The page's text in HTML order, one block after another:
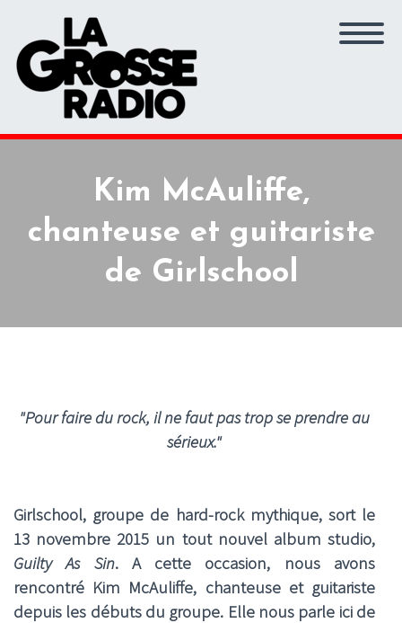
Kim McAuliffe,
chanteuse et guitariste
de Girlschool
"Pour faire du rock, il ne faut pas trop se prendre au
sérieux."
Girlschool, groupe de hard-rock mythique, sort le
13 novembre 2015 un tout nouvel album studio,
Guilty As Sin. A cette occasion, nous avons
rencontré Kim McAuliffe, chanteuse et guitariste
depuis les débuts du groupe. Elle nous parle ici de